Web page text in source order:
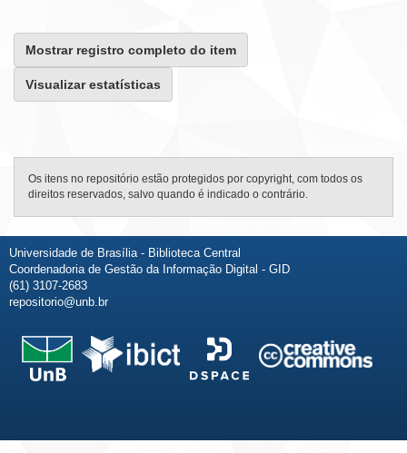
Mostrar registro completo do item
Visualizar estatísticas
Os itens no repositório estão protegidos por copyright, com todos os
direitos reservados, salvo quando é indicado o contrário.
Universidade de Brasília - Biblioteca Central
Coordenadoria de Gestão da Informação Digital - GID
(61) 3107-2683
repositorio@unb.br